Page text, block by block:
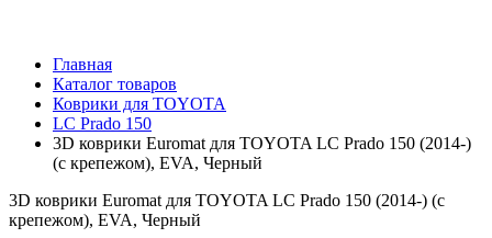
Главная
Каталог товаров
Коврики для TOYOTA
LС Prado 150
3D коврики Euromat для TOYOTA LС Prado 150 (2014-)
(с крепежом), EVA, Черный
3D коврики Euromat для TOYOTA LС Prado 150 (2014-) (с
крепежом), EVA, Черный